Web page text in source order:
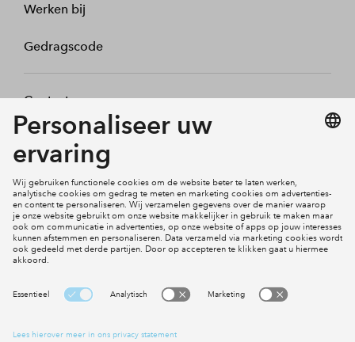
Werken bij
Gedragscode
Contact
Mijn profiel
Social Media
Cookies